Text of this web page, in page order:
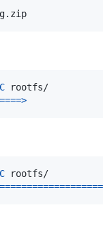
===>
==================